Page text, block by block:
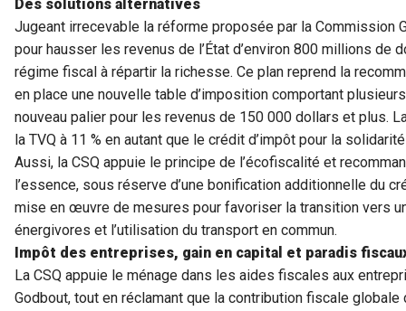
Des solutions alternatives
Jugeant irrecevable la réforme proposée par la Commission
pour hausser les revenus de l’État d’environ 800 millions de
régime fiscal à répartir la richesse. Ce plan reprend la
en place une nouvelle table d’imposition comportant
nouveau palier pour les revenus de 150 000 dollars et plus.
la TVQ à 11 % en autant que le crédit d’impôt pour la
Aussi, la CSQ appuie le principe de l’écofiscalité et
l’essence, sous réserve d’une bonification additionnelle du
mise en œuvre de mesures pour favoriser la transition vers
énergivores et l’utilisation du transport en commun.
Impôt des entreprises, gain en capital et paradis
La CSQ appuie le ménage dans les aides fiscales aux
Godbout, tout en réclamant que la contribution fiscale